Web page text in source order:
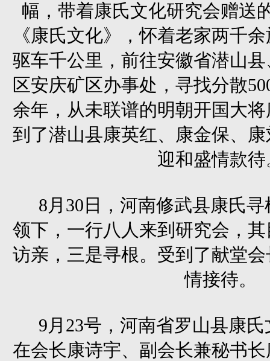
幅，带着康氏文化研究会赠送
《康氏文化》，怀着老家两千
驱车千公里，前往安徽省潜山
区安庆矿区办事处，寻找分散
余年，从未联谱的明朝开国大
到了潜山县康英红、康金保、
迎和盛情款待
8月30日，河南修武县康氏
领下，一行八人来到研究会，
访亲，三是寻根。受到了献堂
情接待。
9月23号，河南省罗山县康
在会长康诗宇、副会长兼秘书